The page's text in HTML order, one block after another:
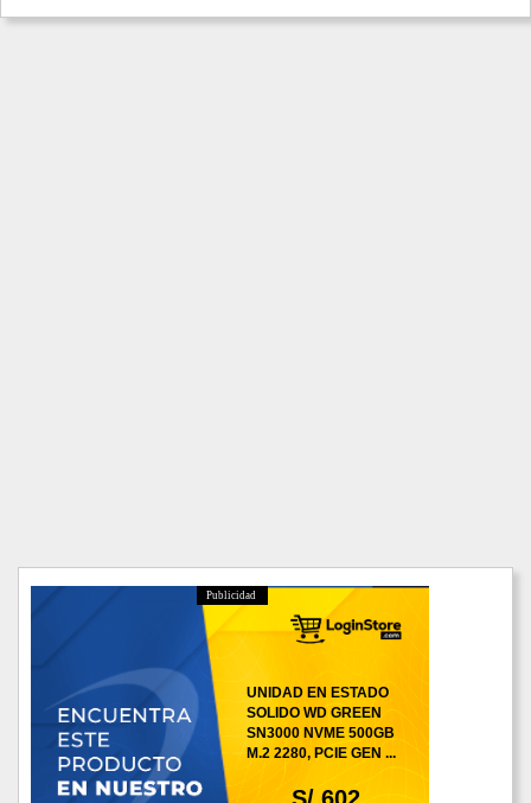
Publicidad
S/ 602
UNIDAD EN ESTADO
SOLIDO WD GREEN
SN3000 NVME 500GB
M.2 2280, PCIE GEN ...